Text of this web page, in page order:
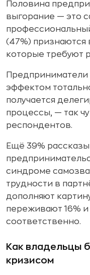
Половина
выгорание — это
(47%) признаются
которые требуют
Предприниматели
эффектом
получается
процессы, — так
респондентов.
Ещё 39%
синдроме
трудности в
дополняют
переживают 16%
соответственно.
Как владельцы
кризисом